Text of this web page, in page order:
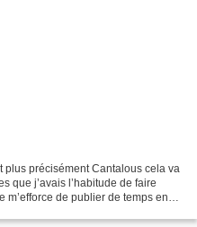
plus précisément Cantalous cela va
que j’avais l’habitude de faire
de publier de temps en